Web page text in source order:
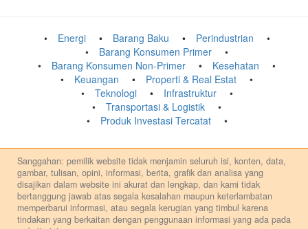
Energi Barang Baku
Perindustrian
Barang Konsumen Primer
Barang Konsumen Non-Primer
Kesehatan
Keuangan
Properti & Real Estat
Teknologi
Infrastruktur
Transportasi & Logistik
Produk Investasi Tercatat
Sanggahan: pemilik website tidak menjamin seluruh isi, konten, data,
gambar, tulisan, opini, informasi, berita, grafik dan analisa yang
disajikan dalam website ini akurat dan lengkap, dan kami tidak
bertanggung jawab atas segala kesalahan maupun keterlambatan
memperbarui informasi, atau segala kerugian yang timbul karena
tindakan yang berkaitan dengan penggunaan informasi yang ada pada